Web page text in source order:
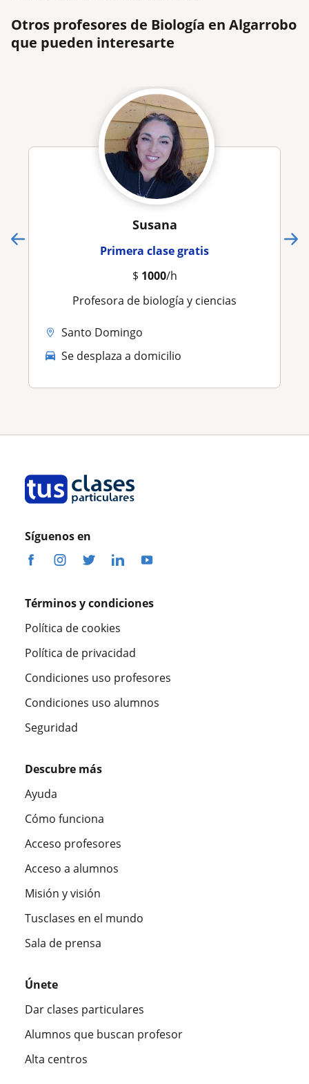
Otros profesores de Biología en Algarrobo
que pueden interesarte
Susana
Primera clase gratis
$ 1000/h
Profesora de biología y ciencias
Santo Domingo
Se desplaza a domicilio
Síguenos en
Términos y condiciones
Política de cookies
Política de privacidad
Condiciones uso profesores
Condiciones uso alumnos
Seguridad
Descubre más
Ayuda
Cómo funciona
Acceso profesores
Acceso a alumnos
Misión y visión
Tusclases en el mundo
Sala de prensa
Únete
Dar clases particulares
Alumnos que buscan profesor
Alta centros